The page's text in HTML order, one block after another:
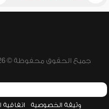
جميع الحقوق محفوظة © 2026 - 1998 لشبكة إسلام ويب
وثيقة الخصوصية